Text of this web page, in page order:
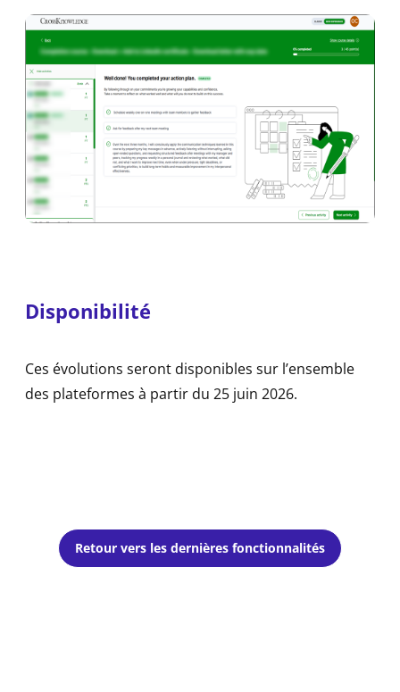
Disponibilité
Ces évolutions seront disponibles sur l’ensemble
des plateformes à partir du 25 juin 2026.
Retour vers les dernières fonctionnalités